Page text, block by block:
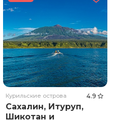
Курильские острова 4.9
Сахалин, Итуруп,
Шикотан и